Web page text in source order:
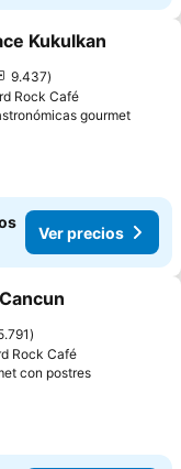
favoritos
Kukulkan
9.437
Rock Café
gourmet
Ver precios
favoritos
Rock Café
con postres